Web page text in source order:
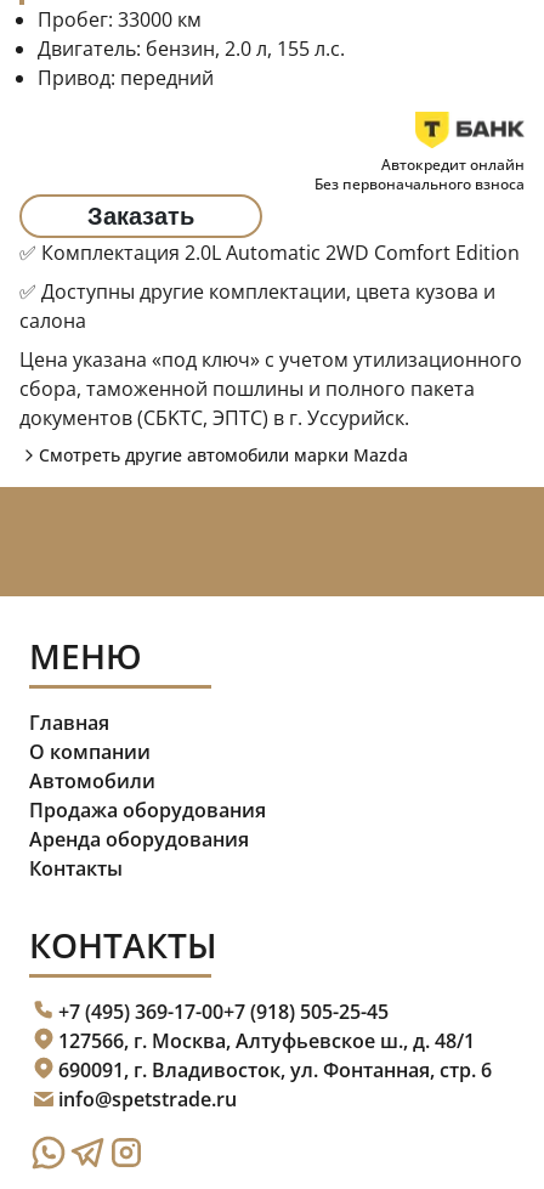
Пробег: 33000 км
Двигатель: бензин, 2.0 л, 155 л.с.
Привод: передний
Автокредит онлайн
Без первоначального взноса
Заказать
✅ Комплектация 2.0L Automatic 2WD Comfort Edition
✅ Доступны другие комплектации, цвета кузова и
салона
Цена указана «под ключ» с учетом утилизационного
сбора, таможенной пошлины и полного пакета
документов (CБKТС, ЭПTC) в г. Уссурийск.
Смотреть другие автомобили марки Mazda
МЕНЮ
Главная
О компании
Автомобили
Продажа оборудования
Аренда оборудования
Контакты
КОНТАКТЫ
+7 (495) 369-17-00+7 (918) 505-25-45
127566, г. Москва, Алтуфьевское ш., д. 48/1
690091, г. Владивосток, ул. Фонтанная, стр. 6
info@spetstrade.ru